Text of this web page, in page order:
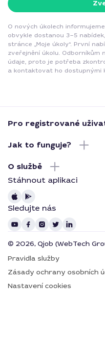
O nových úkolech
obvykle dostanou 3–5
stránce „Moje úkoly“. První
zveřejnění úkolu.
údaje, proto je potřeba
a kontaktovat ho dostupnými
Pro registrované
Jak to funguje?
O službě
Stáhnout aplikaci
Sledujte nás
© 2026, Qjob (WebTech
Pravidla služby
Zásady ochrany osobních
Nastavení cookies